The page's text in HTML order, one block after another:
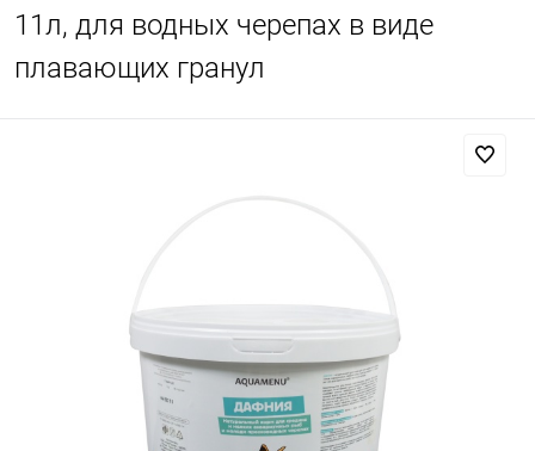
11л, для водных черепах в виде
плавающих гранул